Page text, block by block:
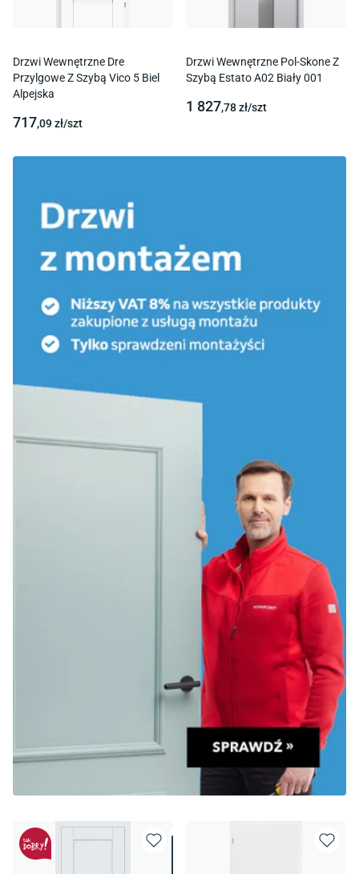
Drzwi Wewnętrzne Dre
Przylgowe Z Szybą Vico 5 Biel
Alpejska
717,09zł/szt
Drzwi Wewnętrzne Pol-Skone Z
Szybą Estato A02 Biały 001
1 827,78zł/szt